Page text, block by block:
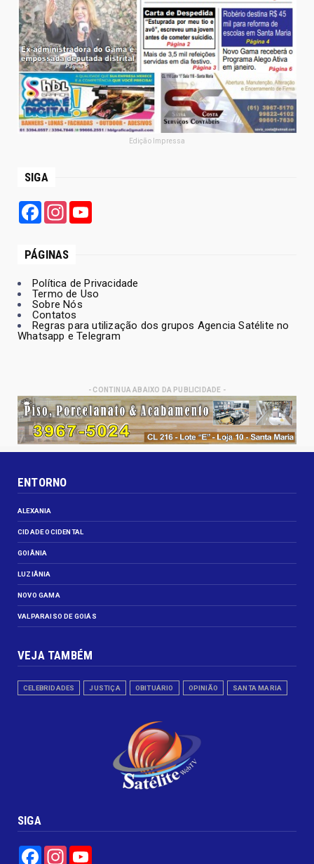
Edição Impressa
SIGA
FacebookInstagram
PÁGINAS
Política de Privacidade
Termo de Uso
Sobre Nós
Contatos
Regras para utilização dos grupos Agencia Satélite no
Whatsapp e Telegram
- CONTINUA ABAIXO DA PUBLICIDADE -
ENTORNO
ALEXANIA
CIDADE OCIDENTAL
GOIÂNIA
LUZIÂNIA
NOVO GAMA
VALPARAISO DE GOIÁS
VEJA TAMBÉM
CELEBRIDADES JUSTIÇA OBITUÁRIO OPINIÃO SANTA MARIA
SIGA
FacebookInstagram